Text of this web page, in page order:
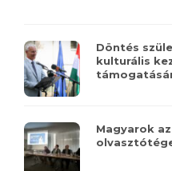
Döntés
kulturális
Magyarok